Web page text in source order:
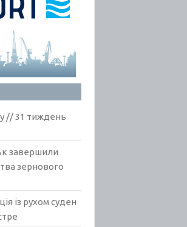
// 31 тиждень
завершили
зернового
із рухом суден